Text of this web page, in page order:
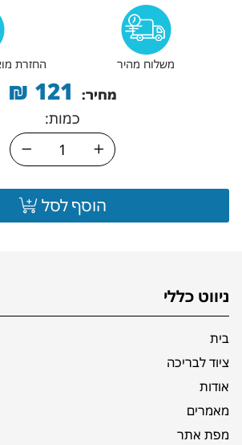
משלוח מהיר החזרת
מחיר: 121
₪
כמות:
הוסף לסל
ניווט כללי
בית
ציוד לבריכה
אודות
מאמרים
מפת אתר